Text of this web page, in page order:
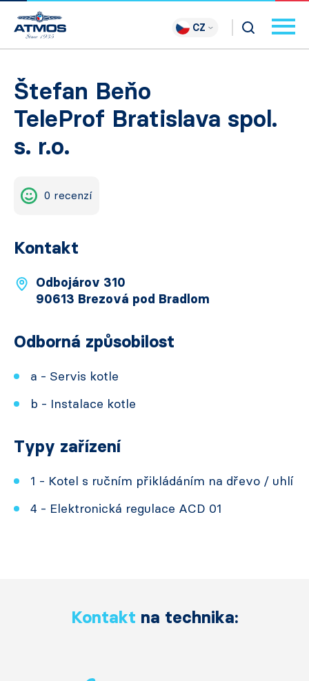
CZ
Štefan Beňo
TeleProf Bratislava spol.
s. r.o.
0 recenzí
Kontakt
Odbojárov 310
90613 Brezová pod Bradlom
Odborná způsobilost
a - Servis kotle
b - Instalace kotle
Typy zařízení
1 - Kotel s ručním přikládáním na dřevo / uhlí
4 - Elektronická regulace ACD 01
Kontakt na technika: